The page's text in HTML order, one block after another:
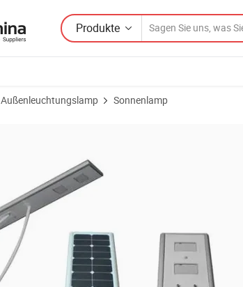
Produkte
Außenleuchtungslamp Sonnenlamp